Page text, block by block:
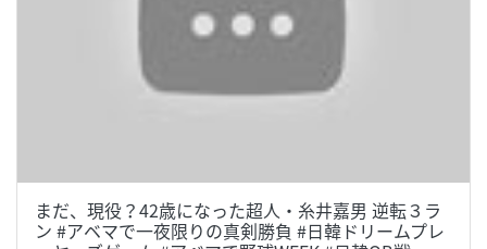
まだ、現役？42歳になった超人・糸井嘉男 逆転３ラ
ン #アベマで一夜限りの真剣勝負 #日韓ドリームプレ